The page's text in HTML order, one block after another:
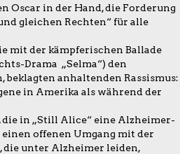
Oscar in der Hand, die Forderung
gleichen Rechten“ für alle
mit der kämpferischen Ballade
Drama „Selma“) den
beklagten anhaltenden Rassismus:
in Amerika als während der
in „Still Alice“ eine Alzheimer-
offenen Umgang mit der
die unter Alzheimer leiden,